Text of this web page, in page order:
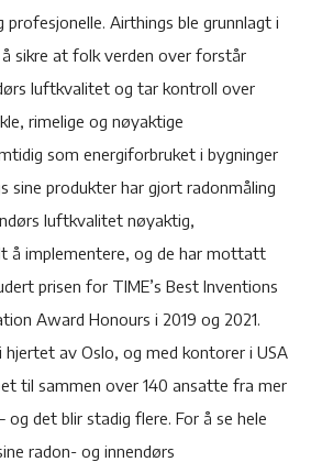
Airthings ble grunnlagt i
sikre at folk verden over forstår
luftkvalitet og tar kontroll over
rimelige og nøyaktige
som energiforbruket i bygninger
sine produkter har gjort radonmåling
luftkvalitet nøyaktig,
å implementere, og de har mottatt
prisen for TIME’s Best Inventions
Award Honours i 2019 og 2021.
av Oslo, og med kontorer i USA
til sammen over 140 ansatte fra mer
og det blir stadig flere. For å se hele
radon- og innendørs